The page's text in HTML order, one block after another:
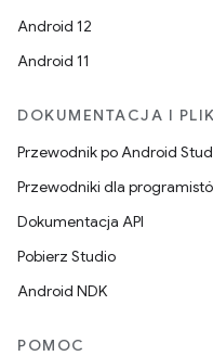
Android 12
Android 11
DOKUMENTACJA I
Przewodnik po Android
Przewodniki dla
Dokumentacja API
Pobierz Studio
Android NDK
POMOC